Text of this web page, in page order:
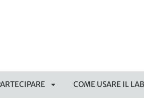
COME USARE IL LAB